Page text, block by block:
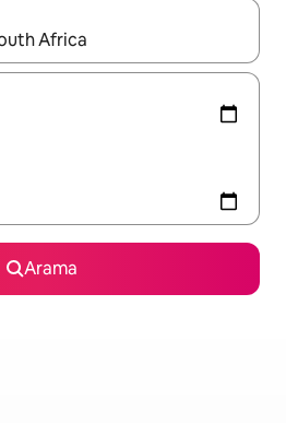
yukarı ve aşağı oklarıyla
Arama